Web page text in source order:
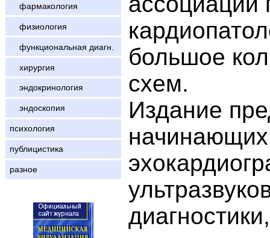
фармакология
физиология
функциональная диагн.
хирургия
эндокринология
эндоскопия
психология
публицистика
разное
большое
схем.
Издание